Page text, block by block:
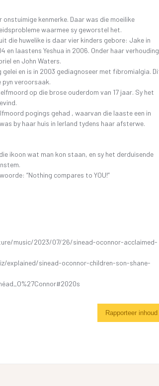
onstuimige kenmerke. Daar was die moeilike
waarmee sy geworstel het.
die huwelike is daar vier kinders gebore: Jake in
en laastens Yeshua in 2006. Onder haar
en John Waters.
gelei en is in 2003 gediagnoseer met fibromialgia.
pyn veroorsaak.
op die brose ouderdom van 17 jaar. Sy het
pogings gehad , waarvan die laaste een in
by haar huis in Ierland tydens haar afsterwe.
ikoon wat man kon staan, en sy het derduisende
“Nothing compares to YOU!”
music/2023/07/26/sinead-oconnor-acclaimed-
explained/sinead-oconnor-children-son-shane-
Rapporteer inhoud